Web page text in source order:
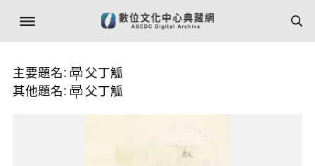
主要題名:
父丁觚
其他題名:
父丁觚